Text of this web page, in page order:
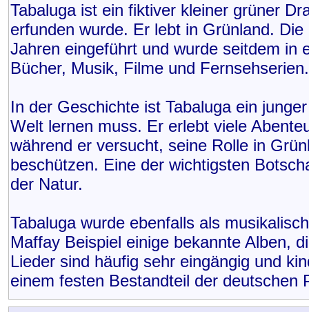
Tabaluga ist ein fiktiver kleiner grüner
erfunden wurde. Er lebt in Grünland.
Jahren eingeführt und wurde seitdem in
Bücher, Musik, Filme und Fernsehserien.
In der Geschichte ist Tabaluga ein
Welt lernen muss. Er erlebt viele
während er versucht, seine Rolle in
beschützen. Eine der wichtigsten
der Natur.
Tabaluga wurde ebenfalls als
Maffay Beispiel einige bekannte Alben,
Lieder sind häufig sehr eingängig und
einem festen Bestandteil der deutschen